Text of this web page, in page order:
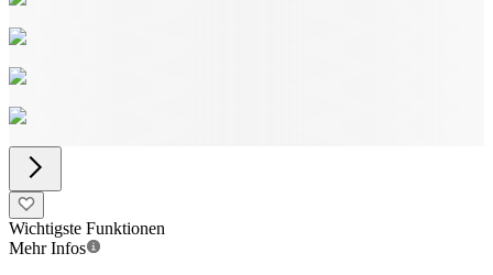
Wichtigste Funktionen
Mehr Infos